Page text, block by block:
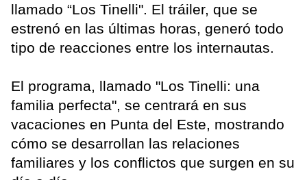
llamado “Los Tinelli". El tráiler, que se
estrenó en las últimas horas, generó todo
tipo de reacciones entre los internautas.
El programa, llamado "Los Tinelli: una
familia perfecta", se centrará en sus
vacaciones en Punta del Este, mostrando
cómo se desarrollan las relaciones
familiares y los conflictos que surgen en su